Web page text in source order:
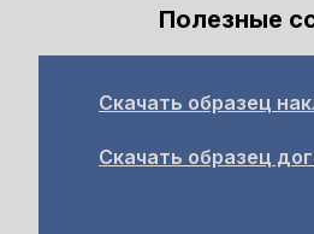
Полезные
Скачать образец
Скачать образец